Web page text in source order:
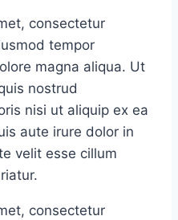
consectetur
tempor
magna aliqua. Ut
nostrud
nisi ut aliquip ex ea
aute irure dolor in
velit esse cillum
consectetur